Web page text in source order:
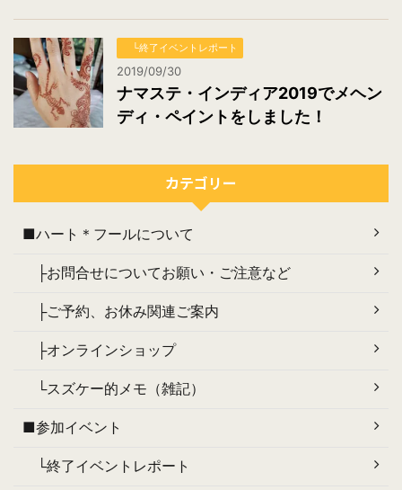
└終了イベントレポート
2019/09/30
ナマステ・インディア2019でメヘン
ディ・ペイントをしました！
カテゴリー
■ハート＊フールについて
├お問合せについてお願い・ご注意など
├ご予約、お休み関連ご案内
├オンラインショップ
└スズケー的メモ（雑記）
■参加イベント
└終了イベントレポート